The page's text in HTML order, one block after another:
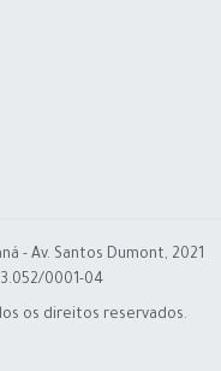
- Av. Santos Dumont, 2021
0001-04
os direitos reservados.